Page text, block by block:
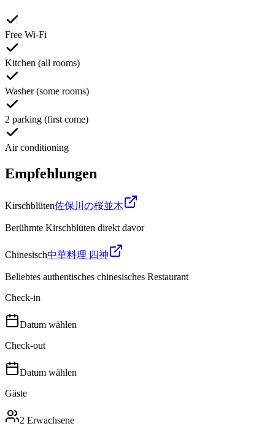
Free Wi-Fi
Kitchen (all rooms)
Washer (some rooms)
2 parking (first come)
Air conditioning
Empfehlungen
Kirschblüten佐保川の桜並木
Berühmte Kirschblüten direkt davor
Chinesisch中華料理 四神
Beliebtes authentisches chinesisches Restaurant
Check-in
Datum wählen
Check-out
Datum wählen
Gäste
2 Erwachsene